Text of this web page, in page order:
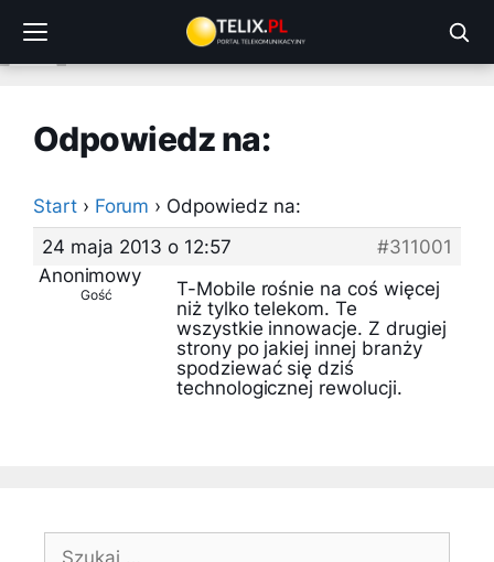
treści
Odpowiedz na:
Start › Forum › Odpowiedz na:
24 maja 2013 o 12:57
#311001
Anonimowy
Gość
T-Mobile rośnie na coś więcej
niż tylko telekom. Te
wszystkie innowacje. Z drugiej
strony po jakiej innej branży
spodziewać się dziś
technologicznej rewolucji.
Szukaj: